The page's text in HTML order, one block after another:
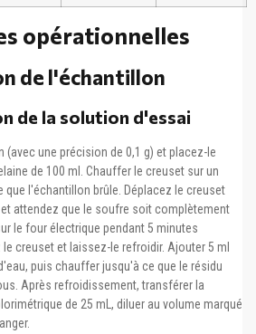
opérationnelles
de l'échantillon
de la solution d'essai
(avec une précision de 0,1 g) et placez-le
de 100 ml. Chauffer le creuset sur un
que l'échantillon brûle. Déplacez le creuset
attendez que le soufre soit complètement
le four électrique pendant 5 minutes
creuset et laissez-le refroidir. Ajouter 5 ml
puis chauffer jusqu'à ce que le résidu
Après refroidissement, transférer la
de 25 mL, diluer au volume marqué